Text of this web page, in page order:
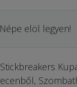
elöl legyen!